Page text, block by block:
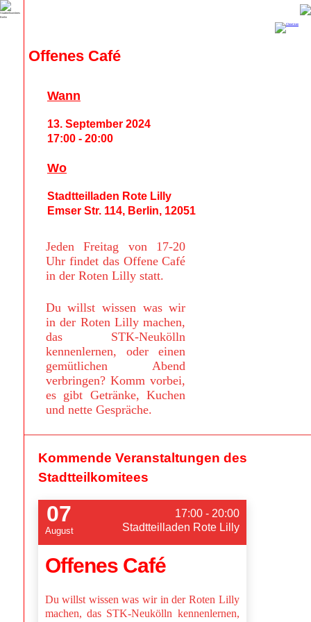
Offenes Café
Jeden Freitag von 17-20
Uhr findet das Offene Café
in der Roten Lilly statt.
Du willst wissen was wir
in der Roten Lilly machen,
das STK-Neukölln
kennenlernen, oder einen
gemütlichen Abend
verbringen? Komm vorbei,
es gibt Getränke, Kuchen
und nette Gespräche.
Wann
13. September 2024
17:00 - 20:00
Wo
Stadtteilladen Rote Lilly
Emser Str. 114, Berlin, 12051
Kommende Veranstaltungen des
Stadtteilkomitees
07
August
17:00 - 20:00
Stadtteilladen Rote Lilly
Offenes Café
Du willst wissen was wir in der Roten Lilly
machen, das STK-Neukölln kennenlernen,